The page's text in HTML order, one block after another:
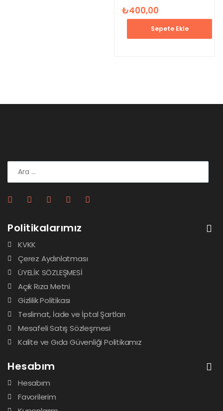
₺400,00
Sepete Ekle
Politikalarımız
KVKK
Çerez Aydınlatması
ÜYELİK SÖZLEŞMESİ
Açık Rıza Metni
Gizlilik Politikası
Teslimat, İade ve İptal Şartları
Mesafeli Satış Sözleşmesi
Kalite ve Gıda Güvenliği Politikamız
Hesabım
Hesabım
Favorilerim